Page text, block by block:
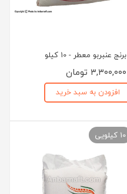
برنج عنبربو معطر - 10 کیلو
۳,۳۰۰,۰۰۰ تومان
افزودن به سبد خرید
10 کیلویی